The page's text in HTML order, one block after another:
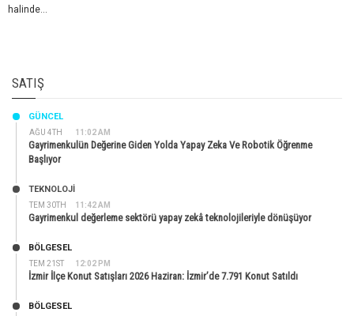
halinde...
SATIŞ
AĞU 4TH 11:02 AM
GÜNCEL
Gayrimenkulün Değerine Giden Yolda Yapay Zeka Ve Robotik Öğrenme
Başlıyor
TEM 30TH 11:42 AM
TEKNOLOJİ
Gayrimenkul değerleme sektörü yapay zekâ teknolojileriyle dönüşüyor
TEM 21ST 12:02 PM
BÖLGESEL
İzmir İlçe Konut Satışları 2026 Haziran: İzmir’de 7.791 Konut Satıldı
BÖLGESEL